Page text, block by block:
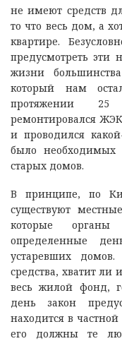
не имеют средств
то что весь дом, а
квартире.
предусмотреть эти
жизни
который нам
протяжении 25
ремонтировался
и проводился
было необходимых
старых домов.
В принципе, по
существуют
которые
определенные
устаревших
средства, хватит ли
весь жилой фонд,
день закон
находится в
его должны те